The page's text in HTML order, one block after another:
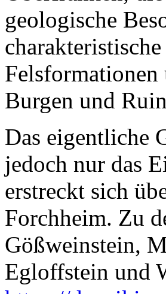
geologische
Burgen und
Das eigentliche
jedoch nur das
erstreckt sich
Forchheim. Zu
Gößweinstein,
Egloffstein und